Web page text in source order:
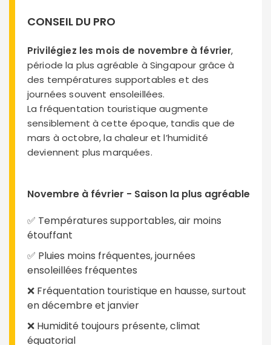
CONSEIL DU PRO
Privilégiez les mois de novembre à février,
période la plus agréable à Singapour grâce à
des températures supportables et des
journées souvent ensoleillées.
La fréquentation touristique augmente
sensiblement à cette époque, tandis que de
mars à octobre, la chaleur et l’humidité
deviennent plus marquées.
Novembre à février - Saison la plus agréable
✅ Températures supportables, air moins
étouffant
✅ Pluies moins fréquentes, journées
ensoleillées fréquentes
❌ Fréquentation touristique en hausse, surtout
en décembre et janvier
❌ Humidité toujours présente, climat
équatorial